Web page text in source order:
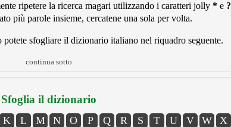
ripetere la ricerca magari utilizzando i caratteri jolly * e ?
più parole insieme, cercatene una sola per volta.
potete sfogliare il dizionario italiano nel riquadro seguente.
continua sotto
Sfoglia il dizionario
K L M N O P Q R S T U V W X